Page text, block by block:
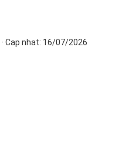
· Cap nhat: 16/07/2026